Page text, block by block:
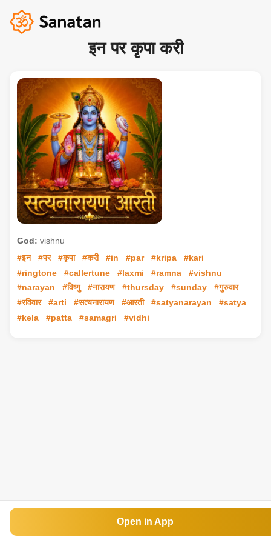
इन पर कृपा करी
God: vishnu
#इन
#पर #कृपा #करी #in #par #kripa
#kari
#ringtone
#callertune #laxmi #ramna
#vishnu
#narayan
#विष्णु #नारायण #thursday #sunday
#गुरुवार
#रविवार
#arti #सत्यनारायण #आरती #satyanarayan
#satya
#kela
#patta #samagri #vidhi
Open in App